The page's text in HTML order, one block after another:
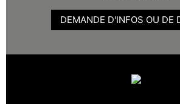
DEMANDE D'INFOS OU DE